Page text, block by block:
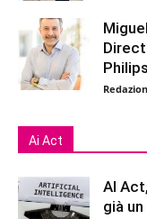
Philips
Ai Act
AI
già